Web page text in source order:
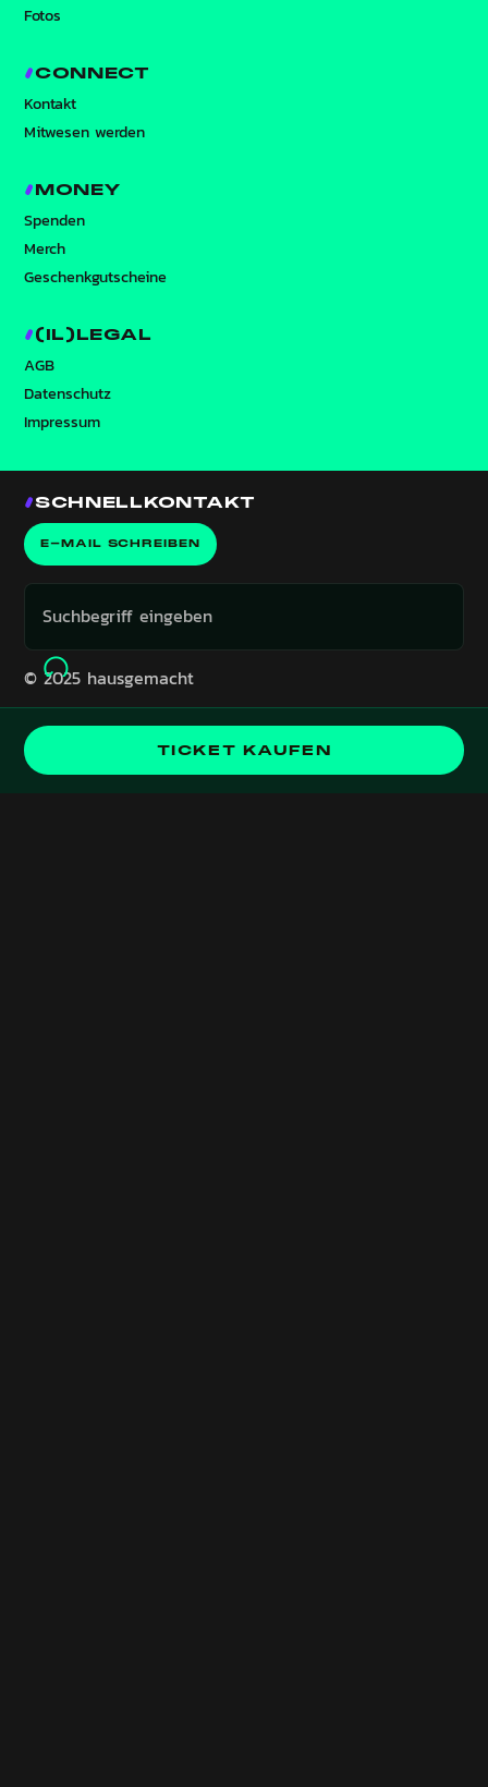
Fotos
CONNECT
Kontakt
Mitwesen werden
MONEY
Spenden
Merch
Geschenkgutscheine
(IL)LEGAL
AGB
Datenschutz
Impressum
SCHNELLKONTAKT
E-MAIL SCHREIBEN
© 2025 hausgemacht
Event liegt in der Vergangenheit!
TICKET KAUFEN